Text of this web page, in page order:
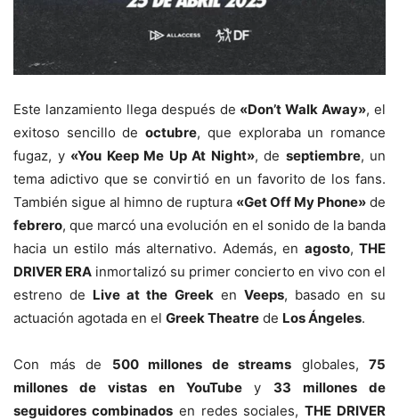
Este lanzamiento llega después de «Don’t Walk Away», el
exitoso sencillo deoctubre, que exploraba un romance
fugaz, y «You Keep Me Up At Night», de septiembre, un
tema adictivo que se convirtió en un favorito de los fans.
También sigue al himno de ruptura «Get Off My Phone» de
febrero, que marcó una evolución en el sonido de la banda
hacia un estilo más alternativo. Además, en agosto, THE
DRIVER ERA inmortalizó su primer concierto en vivo con el
estreno de Live at the Greek en Veeps, basado en su
actuación agotada en el Greek Theatre de Los Ángeles.
Con más de 500 millones de streams globales, 75
millones de vistas en YouTubey 33 millones de
seguidores combinadosen redes sociales,THE DRIVER